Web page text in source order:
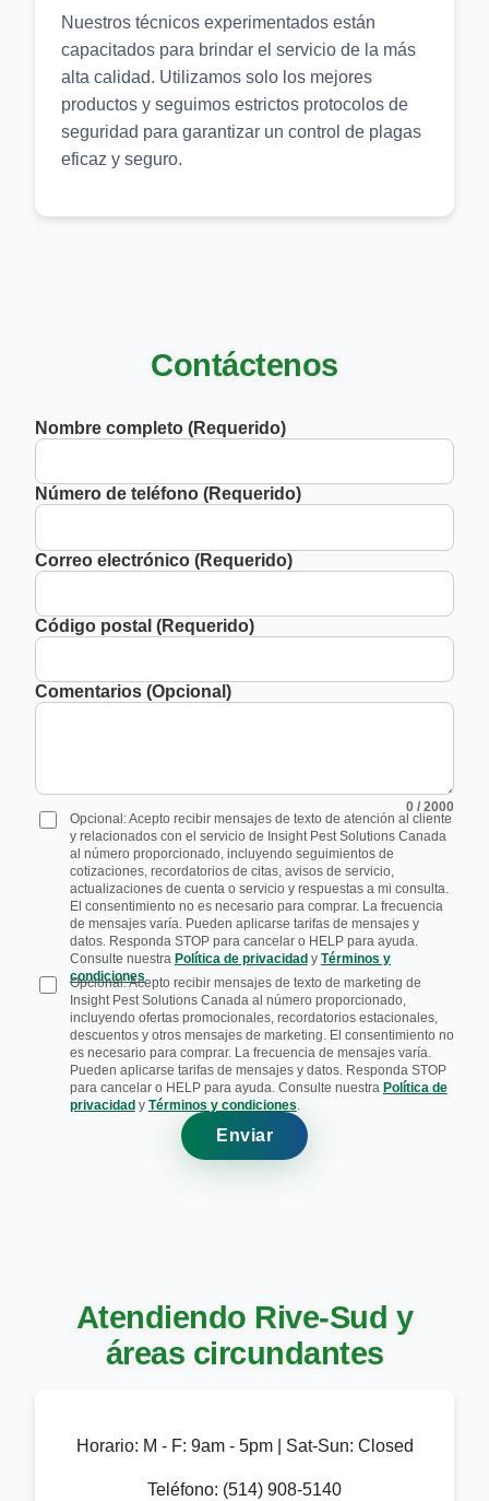
Nuestros técnicos experimentados están
capacitados para brindar el servicio de la más
alta calidad. Utilizamos solo los mejores
productos y seguimos estrictos protocolos de
seguridad para garantizar un control de plagas
eficaz y seguro.
Contáctenos
Nombre completo (Requerido)
Número de teléfono (Requerido)
Correo electrónico (Requerido)
Código postal (Requerido)
Comentarios (Opcional)
0 / 2000
Opcional: Acepto recibir mensajes de texto de atención al cliente
y relacionados con el servicio de Insight Pest Solutions Canada
al número proporcionado, incluyendo seguimientos de
cotizaciones, recordatorios de citas, avisos de servicio,
actualizaciones de cuenta o servicio y respuestas a mi consulta.
El consentimiento no es necesario para comprar. La frecuencia
de mensajes varía. Pueden aplicarse tarifas de mensajes y
datos. Responda STOP para cancelar o HELP para ayuda.
Consulte nuestra Política de privacidad y Términos y
condiciones
Opcional: Acepto recibir mensajes de texto de marketing de
Insight Pest Solutions Canada al número proporcionado,
incluyendo ofertas promocionales, recordatorios estacionales,
descuentos y otros mensajes de marketing. El consentimiento no
es necesario para comprar. La frecuencia de mensajes varía.
Pueden aplicarse tarifas de mensajes y datos. Responda STOP
para cancelar o HELP para ayuda. Consulte nuestra Política de
privacidad y Términos y condiciones.
Enviar
Atendiendo Rive-Sud y
áreas circundantes
Horario: M - F: 9am - 5pm | Sat-Sun: Closed
Teléfono: (514) 908-5140